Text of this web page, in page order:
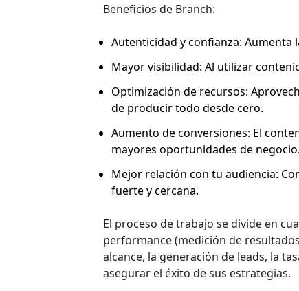
Beneficios de Branch:
Autenticidad y confianza:
Mayor visibilidad: Al utilizar
Optimización de recursos:
de producir todo desde cero.
Aumento de conversiones: El
mayores oportunidades de negocio.
Mejor relación con tu audiencia:
fuerte y cercana.
El proceso de trabajo se divide en
performance (medición de
alcance, la generación de leads, la
asegurar el éxito de sus estrategias.